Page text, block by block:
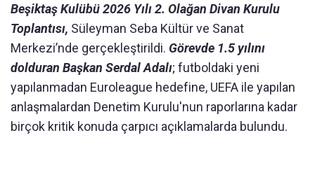
Beşiktaş Kulübü 2026 Yılı 2. Olağan Divan Kurulu
Toplantısı, Süleyman Seba Kültür ve Sanat
Merkezi’nde gerçekleştirildi. Görevde 1.5 yılını
dolduran Başkan Serdal Adalı; futboldaki yeni
yapılanmadan Euroleague hedefine, UEFA ile yapılan
anlaşmalardan Denetim Kurulu'nun raporlarına kadar
birçok kritik konuda çarpıcı açıklamalarda bulundu.